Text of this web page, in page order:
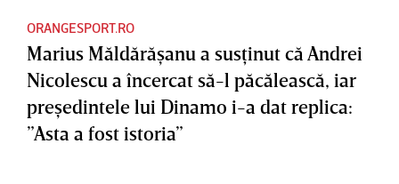
ORANGESPORT.RO
Marius Măldărăşanu a susţinut că Andrei
Nicolescu a încercat să-l păcălească, iar
preşedintele lui Dinamo i-a dat replica:
”Asta a fost istoria”